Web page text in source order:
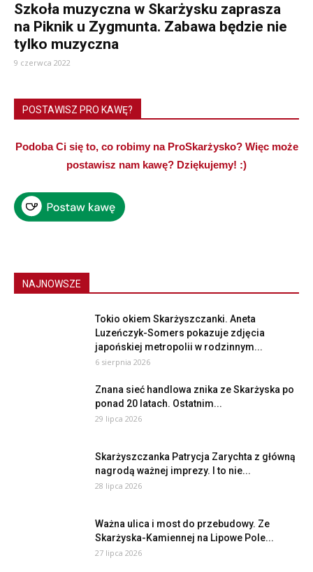
Szkoła muzyczna w Skarżysku zaprasza
na Piknik u Zygmunta. Zabawa będzie nie
tylko muzyczna
9 czerwca 2022
POSTAWISZ PRO KAWĘ?
Podoba Ci się to, co robimy na ProSkarżysko? Więc może
postawisz nam kawę? Dziękujemy! :)
NAJNOWSZE
Tokio okiem Skarżyszczanki. Aneta
Luzeńczyk-Somers pokazuje zdjęcia
japońskiej metropolii w rodzinnym...
6 sierpnia 2026
Znana sieć handlowa znika ze Skarżyska po
ponad 20 latach. Ostatnim...
29 lipca 2026
Skarżyszczanka Patrycja Zarychta z główną
nagrodą ważnej imprezy. I to nie...
28 lipca 2026
Ważna ulica i most do przebudowy. Ze
Skarżyska-Kamiennej na Lipowe Pole...
27 lipca 2026